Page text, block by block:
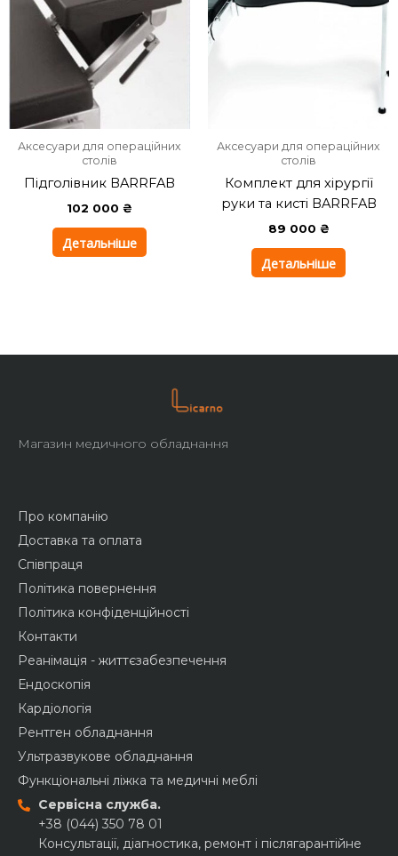
Аксесуари для операційних
столів
Підголівник BARRFAB
102 000 ₴
Детальніше
Аксесуари для операційних
столів
Комплект для хірургії
руки та кисті BARRFAB
89 000 ₴
Детальніше
Магазин медичного обладнання
Про компанію
Доставка та оплата
Співпраця
Політика повернення
Політика конфіденційності
Контакти
Реанімація - життєзабезпечення
Ендоскопія
Кардіологія
Рентген обладнання
Ультразвукове обладнання
Функціональні ліжка та медичні меблі
Сервісна служба.
+38 (044) 350 78 01
Консультації, діагностика, ремонт і післягарантійне